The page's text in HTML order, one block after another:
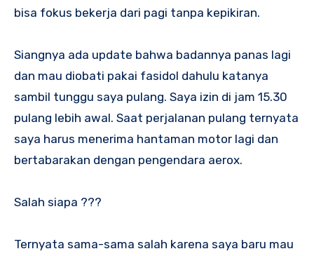
bisa fokus bekerja dari pagi tanpa kepikiran.
Siangnya ada update bahwa badannya panas lagi
dan mau diobati pakai fasidol dahulu katanya
sambil tunggu saya pulang. Saya izin di jam 15.30
pulang lebih awal. Saat perjalanan pulang ternyata
saya harus menerima hantaman motor lagi dan
bertabarakan dengan pengendara aerox.
Salah siapa ???
Ternyata sama-sama salah karena saya baru mau